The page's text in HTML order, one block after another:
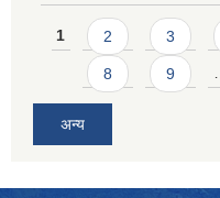
Pages
1 2 3
8 9
अन्य